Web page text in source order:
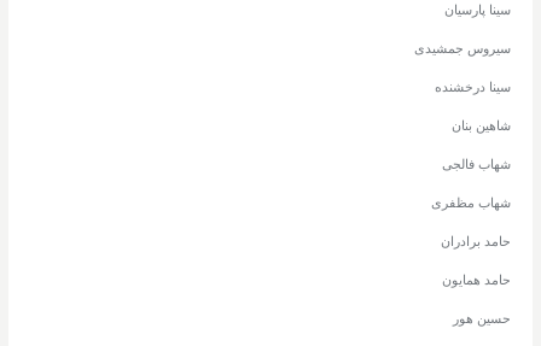
سینا پارسیان
سیروس جمشیدی
سینا درخشنده
شاهین بنان
شهاب فالجی
شهاب مظفری
حامد برادران
حامد همایون
حسین هور